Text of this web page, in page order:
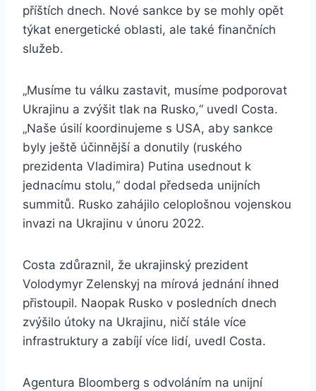
příštích dnech. Nové sankce by se mohly opět
týkat energetické oblasti, ale také finančních
služeb.
„Musíme tu válku zastavit, musíme podporovat
Ukrajinu a zvýšit tlak na Rusko,“ uvedl Costa.
„Naše úsilí koordinujeme s USA, aby sankce
byly ještě účinnější a donutily (ruského
prezidenta Vladimira) Putina usednout k
jednacímu stolu,“ dodal předseda unijních
summitů. Rusko zahájilo celoplošnou vojenskou
invazi na Ukrajinu v únoru 2022.
Costa zdůraznil, že ukrajinský prezident
Volodymyr Zelenskyj na mírová jednání ihned
přistoupil. Naopak Rusko v posledních dnech
zvýšilo útoky na Ukrajinu, ničí stále více
infrastruktury a zabíjí více lidí, uvedl Costa.
Agentura Bloomberg s odvoláním na unijní